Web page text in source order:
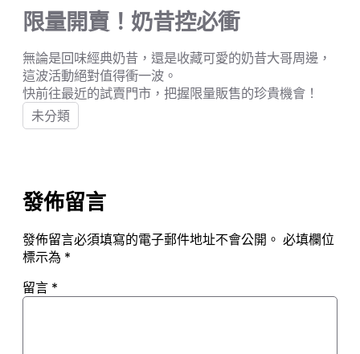
限量開賣！奶昔控必衝
無論是回味經典奶昔，還是收藏可愛的奶昔大哥周邊，
這波活動絕對值得衝一波。
快前往最近的試賣門市，把握限量販售的珍貴機會！
未分類
發佈留言
發佈留言必須填寫的電子郵件地址不會公開。 必填欄位
標示為 *
留言 *